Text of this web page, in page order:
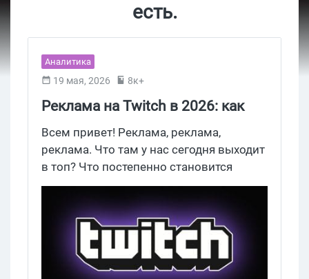
есть.
Аналитика
19 мая, 2026 8к+
Реклама на Twitch в 2026: как
арбитражить трафик через
стримеров - кейс с конвертом
34% и охватом 199 276
Всем привет! Реклама, реклама,
реклама. Что там у нас сегодня выходит
в топ? Что постепенно становится
полноценной рекламной платформой?
Сегодня поговорим о Твитче.